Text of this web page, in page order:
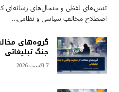
تنش‌های لفظی و جنجال‌های رسانه‌ای
اصطلاح مخالفِ سیاسی و نظامی…
گروه‌های
جنگ تبلیغاتی
7 آگست 2026